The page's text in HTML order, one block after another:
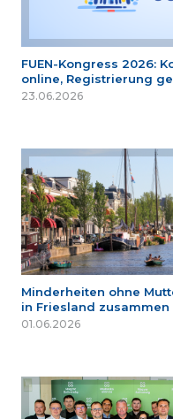
FUEN-Kongress 2026:
online, Registrierung
23.06.2026
Minderheiten ohne
in Friesland zusammen
01.06.2026